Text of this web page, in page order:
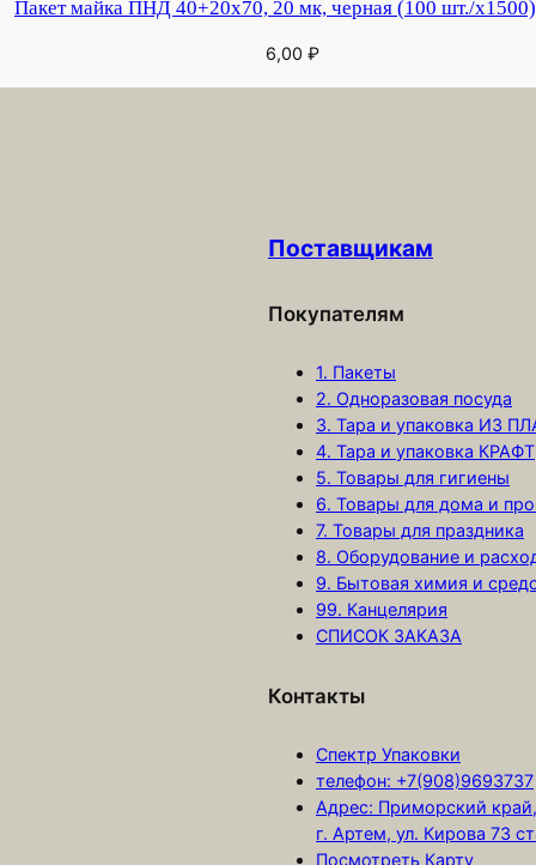
Пакет майка ПНД 40+20х70, 20 мк, черная (100 шт./
6,00 ₽
Поставщикам
Покупателям
1. Пакеты
2. Одноразовая посуда
3. Тара и упаковка ИЗ
4. Тара и упаковка КРАФТ
5. Товары для гигиены
6. Товары для дома и
7. Товары для праздника
8. Оборудование и
9. Бытовая химия и
99. Канцелярия
СПИСОК ЗАКАЗА
Контакты
Спектр Упаковки
телефон: +7(908)9693737
Адрес: Приморский край,
г. Артем, ул. Кирова 73
Посмотреть Карту